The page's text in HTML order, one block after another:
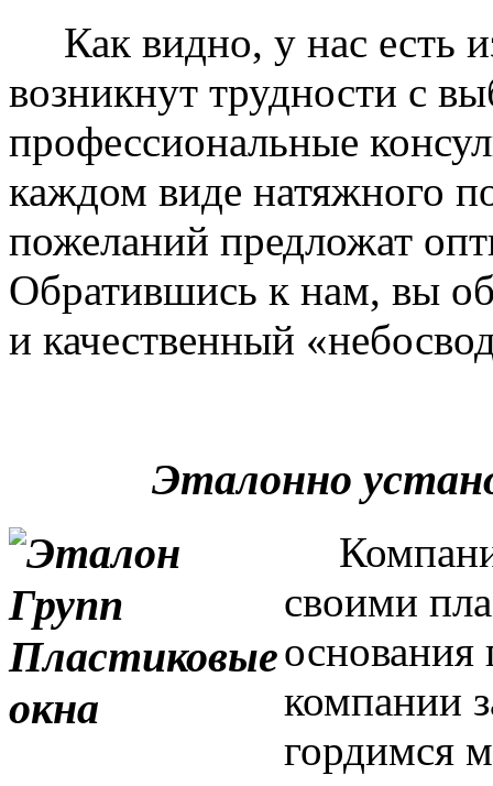
Как видно, у нас есть
возникнут трудности с
профессиональные
каждом виде натяжного
пожеланий предложат
Обратившись к нам, вы
и качественный
Эталонно
своими
основания
компании
гордимся